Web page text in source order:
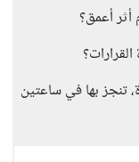
أعمق؟
تنجز بها في ساعتين